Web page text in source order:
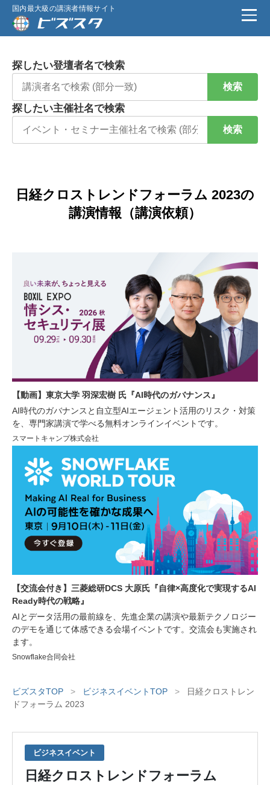
国内最大級の講演者情報サイト
探したい登壇者名で検索
検索
探したい主催社名で検索
検索
日経クロストレンドフォーラム 2023の
講演情報（講演依頼）
【動画】東京大学 羽深宏樹 氏『AI時代のガバナンス』
AI時代のガバナンスと自立型AIエージェント活用のリスク・対策
を、専門家講演で学べる無料オンラインイベントです。
スマートキャンプ株式会社
【交流会付き】三菱総研DCS 大原氏『自律×高度化で実現するAI
Ready時代の戦略』
AIとデータ活用の最前線を、先進企業の講演や最新テクノロジー
のデモを通じて体感できる会場イベントです。交流会も実施され
ます。
Snowflake合同会社
ビズスタTOP > ビジネスイベントTOP >
日経クロストレン
ドフォーラム 2023
ビジネスイベント
日経クロストレンドフォーラム